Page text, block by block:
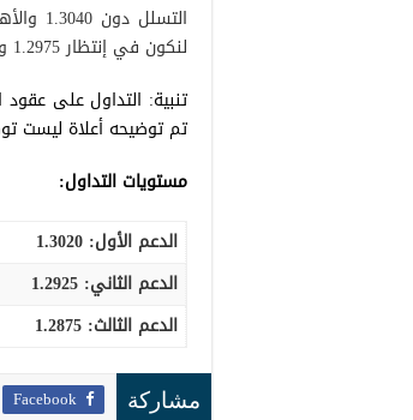
لنكون في إنتظار 1.2975 و1.2930 محطة تالية منتظرة.
تنبية: التداول على
تم توضيحه أعلاة ليست
مستويات التداول:
الدعم الأول: 1.3020
الدعم الثاني: 1.2925
الدعم الثالث:
مشاركة Facebook